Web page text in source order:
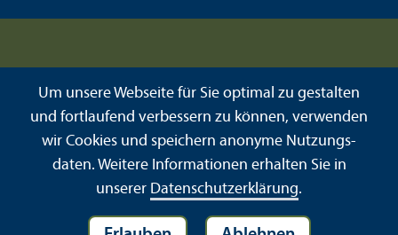
Um unsere Webseite für Sie optimal zu gestalten
und fortlaufend verbessern zu können, verwenden
wir Cookies und speichern anonyme Nutzungs­
daten. Weitere Informationen erhalten Sie in
unserer Datenschutz­erklärung.